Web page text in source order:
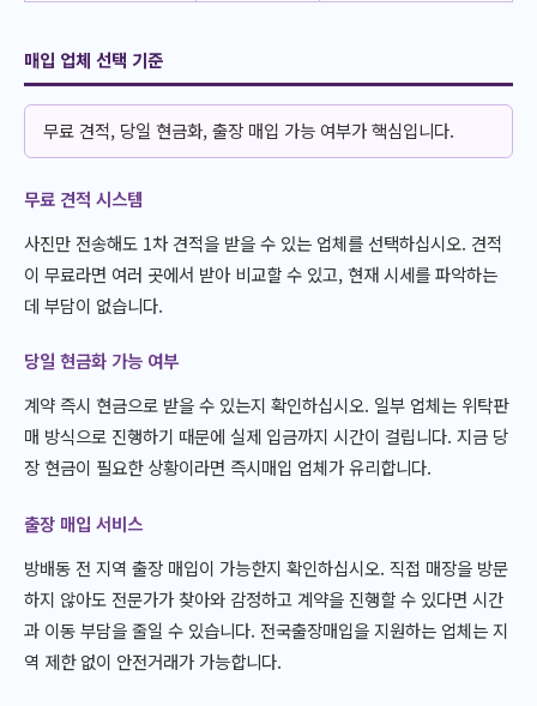
매입 업체 선택 기준
무료 견적, 당일 현금화, 출장 매입 가능 여부가 핵심입니다.
무료 견적 시스템
사진만 전송해도 1차 견적을 받을 수 있는 업체를 선택하십시오. 견적
이 무료라면 여러 곳에서 받아 비교할 수 있고, 현재 시세를 파악하는
데 부담이 없습니다.
당일 현금화 가능 여부
계약 즉시 현금으로 받을 수 있는지 확인하십시오. 일부 업체는 위탁판
매 방식으로 진행하기 때문에 실제 입금까지 시간이 걸립니다. 지금 당
장 현금이 필요한 상황이라면 즉시매입 업체가 유리합니다.
출장 매입 서비스
방배동 전 지역 출장 매입이 가능한지 확인하십시오. 직접 매장을 방문
하지 않아도 전문가가 찾아와 감정하고 계약을 진행할 수 있다면 시간
과 이동 부담을 줄일 수 있습니다. 전국출장매입을 지원하는 업체는 지
역 제한 없이 안전거래가 가능합니다.